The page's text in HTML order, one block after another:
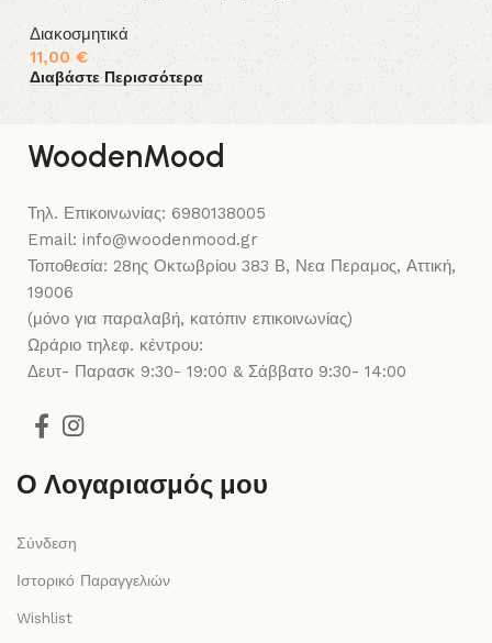
Διακοσμητικά
11,00€
Διαβάστε Περισσότερα
WoodenMood
Τηλ. Επικοινωνίας: 6980138005
Email: info@woodenmood.gr
Τοποθεσία: 28ης Οκτωβρίου 383 Β, Νεα Περαμος, Αττική,
19006
(μόνο για παραλαβή, κατόπιν επικοινωνίας)
Ωράριο τηλεφ. κέντρου:
Δευτ- Παρασκ 9:30- 19:00 & Σάββατο 9:30- 14:00
Ο Λογαριασμός μου
Σύνδεση
Ιστορικό Παραγγελιών
Wishlist